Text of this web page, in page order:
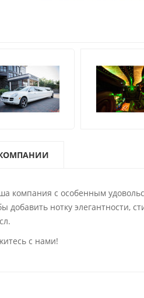
компания с особенным
добавить нотку элегантности,
с нами!